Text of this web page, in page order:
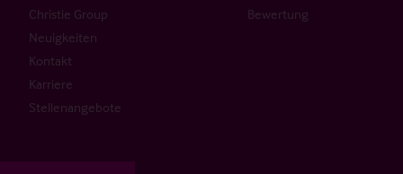
Christie Group
Neuigkeiten
Kontakt
Karriere
Stellenangebote
Bewertung